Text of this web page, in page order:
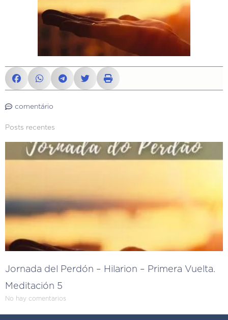
comentário
Posts recentes
Jornada del Perdón – Hilarion – Primera Vuelta.
Meditación 5
No hay comentarios